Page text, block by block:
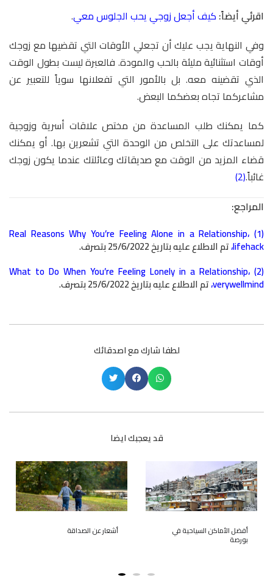
اقرئي أيضاً: كيف أجعل زوجي يحب الجلوس معي.
وفي النهاية يجب عليك أن تجعلي الأوقات التي تقضيها مع زوجك
أوقات استثنائية مليئة بالحب والمودة. فالعبرة ليست بطول الوقت
الذي تقضينه معه. بل بالأمور التي تفعلانها سوياً للتعبير عن
مشاعركما تجاه بعضكما البعض.
كما يمكنك طلب المساعدة من مختص علاقات أسرية وزوجية
لمساعدتك على التخلص من الوحدة التي تشعرين بها. أو يمكنك
قضاء المزيد من الوقت مع صديقاتك وعائلتك عندما يكون زوجك
غائباً.(2)
المراجع:
(1)
Real Reasons Why You’re Feeling Alone in a Relationship،
lifehack،تم الاطلاع عليه بتاريخ 25/6/2022 بتصرف.
(2)
What to Do When You’re Feeling Lonely in a Relationship،
verywellmind،تم الاطلاع عليه بتاريخ 25/6/2022 بتصرف.
لطفا شارك مع اصدقائك
قد يعجبك ايضا
أفضل الأماكن السياحية في
بورصة
أشعار عن الصداقة